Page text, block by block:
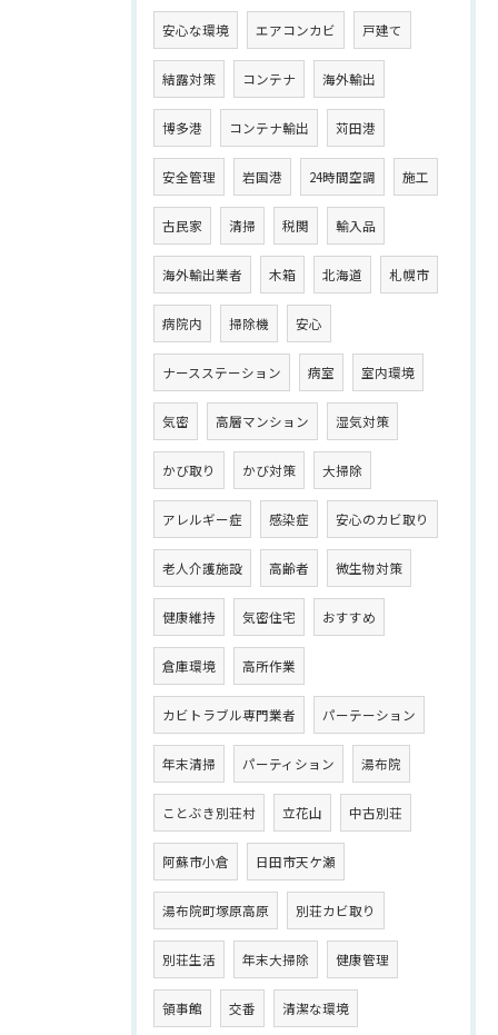
安心な環境 エアコンカビ 戸建て
結露対策 コンテナ 海外輸出
博多港 コンテナ輸出 苅田港
安全管理 岩国港 24時間空調 施工
古民家 清掃 税関 輸入品
海外輸出業者 木箱 北海道 札幌市
病院内 掃除機 安心
ナースステーション 病室 室内環境
気密 高層マンション 湿気対策
かび取り かび対策 大掃除
アレルギー症 感染症 安心のカビ取り
老人介護施設 高齢者 微生物対策
健康維持 気密住宅 おすすめ
倉庫環境 高所作業
カビトラブル専門業者 パーテーション
年末清掃 パーティション 湯布院
ことぶき別荘村 立花山 中古別荘
阿蘇市小倉 日田市天ケ瀬
湯布院町塚原高原 別荘カビ取り
別荘生活 年末大掃除 健康管理
領事館 交番 清潔な環境